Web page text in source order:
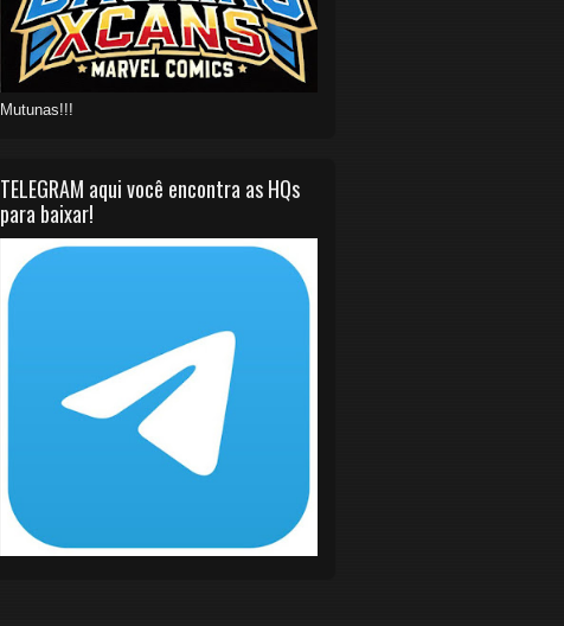
Mutunas!!!
TELEGRAM aqui você encontra as HQs
para baixar!